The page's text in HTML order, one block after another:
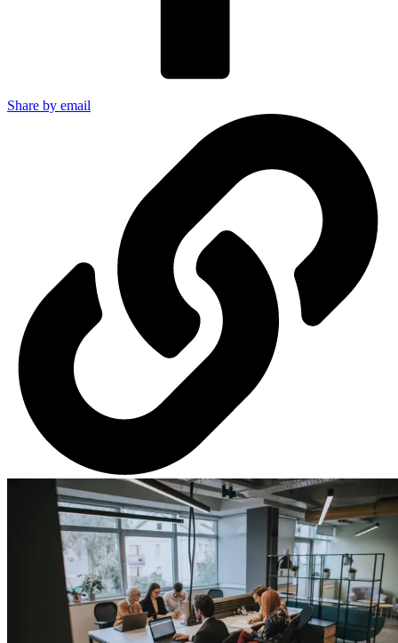
Share by email